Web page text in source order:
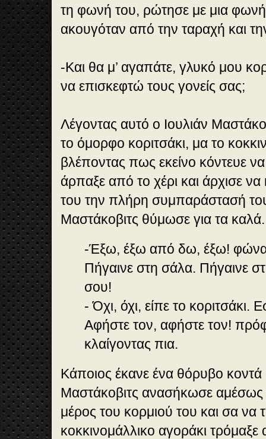
τη φωνή του, ρώτησε με μια φωνή
ακουγόταν από την ταραχή και
-Και θα μ’ αγαπάτε, γλυκό μου
να επισκεφτώ τους γονείς σας;
Λέγοντας αυτό ο Ιουλιάν
το όμορφο κοριτσάκι, μα το
βλέποντας πως εκείνο κόντευε
άρπαξε από το χέρι και άρχισε να
του την πλήρη συμπαράστασή
Μαστάκοβιτς θύμωσε για τα καλά.
-Έξω, έξω από δω, έξω!
Πήγαινε στη σάλα. Πήγαινε
σου!
- Όχι, όχι, είπε το κοριτσάκι.
Αφήστε τον, αφήστε τον!
κλαίγοντας πια.
Κάποιος έκανε ένα θόρυβο
Μαστάκοβιτς ανασήκωσε
μέρος του κορμιού του και σα να
κοκκινομάλλικο αγοράκι